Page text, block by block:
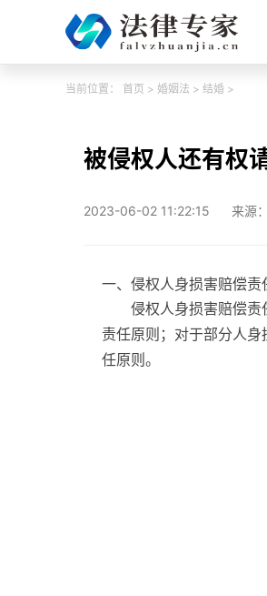
当前位置： 首页 > 婚姻法 > 结婚 >
被侵权人还有权
2023-06-02 11:22:15 来源
一、侵权人身损害赔偿责
侵权人身损害赔偿
责任原则；对于部分人
任原则。